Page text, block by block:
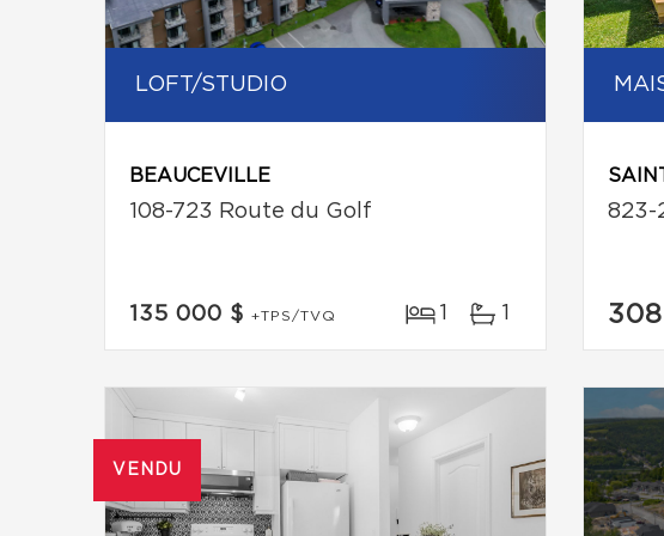
LOFT/STUDIO
BEAUCEVILLE
108-723 Route du Golf
135 000 $ +TPS/TVQ 1 1
823-
VENDU